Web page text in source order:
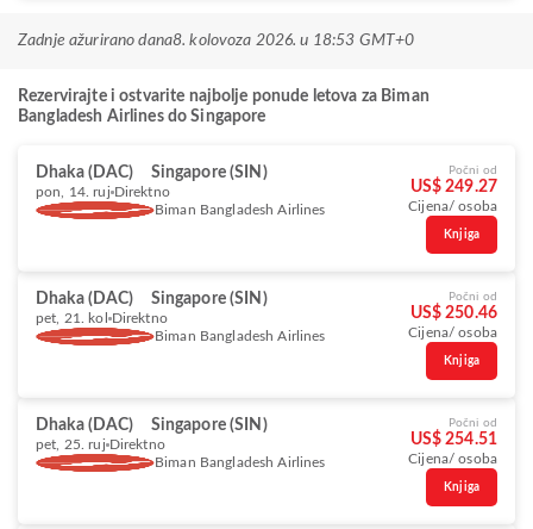
Zadnje ažurirano dana8. kolovoza 2026. u 18:53 GMT+0
Rezervirajte i ostvarite najbolje ponude letova za Biman
Bangladesh Airlines do Singapore
Dhaka (DAC) Singapore (SIN)
pon, 14. ruj Direktno
Biman Bangladesh Airlines
Počni od
US$ 249.27
Cijena/ osoba
Knjiga
Dhaka (DAC) Singapore (SIN)
pet, 21. kol Direktno
Biman Bangladesh Airlines
Počni od
US$ 250.46
Cijena/ osoba
Knjiga
Dhaka (DAC) Singapore (SIN)
pet, 25. ruj Direktno
Biman Bangladesh Airlines
Počni od
US$ 254.51
Cijena/ osoba
Knjiga